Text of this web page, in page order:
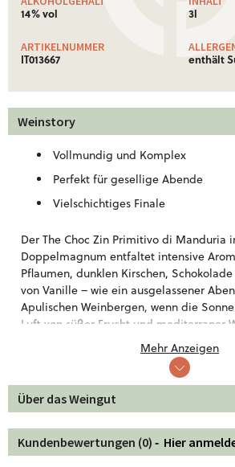
14% vol 3l
ARTIKELNUMMER
IT013667 enthält
Weinstory
Vollmundig und Komplex
Perfekt für gesellige Abende
Vielschichtiges Finale
Der The Choc Zin Primitivo di Manduria
Doppelmagnum entfaltet intensive
Pflaumen, dunklen Kirschen,
von Vanille – wie ein ausgelassener
Apulischen Weinbergen, wenn die
Luft von süßer Frucht und mediterraner
Schon der Duft vermittelt opulente
Am Gaumen zeigt er sich kraftvoll,
mit weichen, üppigen Tanninen, die die
Schokoladennoten elegant tragen. Der
macht ihn zum perfekten Begleiter für
dunkle Schokoladendesserts oder
Mehr Anzeigen
Über das Weingut
Kundenbewertungen (0) ‐ Hier